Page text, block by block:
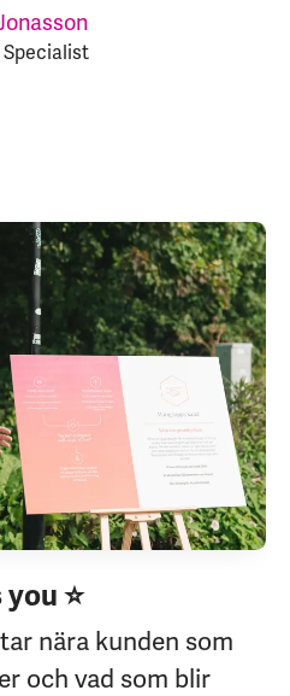
Specialist
⭐
nära kunden som
och vad som blir